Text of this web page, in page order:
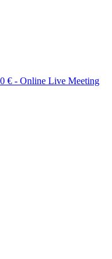
€ - Online Live Meeting